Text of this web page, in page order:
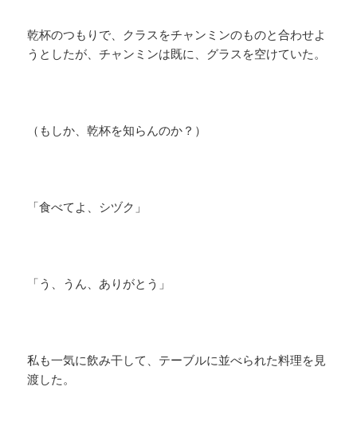
乾杯のつもりで、クラスをチャンミンのものと合わせよ
うとしたが、チャンミンは既に、グラスを空けていた。
（もしか、乾杯を知らんのか？）
「食べてよ、シヅク」
「う、うん、ありがとう」
私も一気に飲み干して、テーブルに並べられた料理を見
渡した。